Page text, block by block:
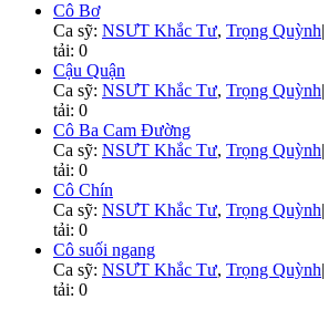
Cô Bơ
Ca sỹ: NSƯT Khắc Tư, Trọng Quỳnh|
tải: 0
Cậu Quận
Ca sỹ: NSƯT Khắc Tư, Trọng Quỳnh|
tải: 0
Cô Ba Cam Đường
Ca sỹ: NSƯT Khắc Tư, Trọng Quỳnh|
tải: 0
Cô Chín
Ca sỹ: NSƯT Khắc Tư, Trọng Quỳnh|
tải: 0
Cô suối ngang
Ca sỹ: NSƯT Khắc Tư, Trọng Quỳnh|
tải: 0